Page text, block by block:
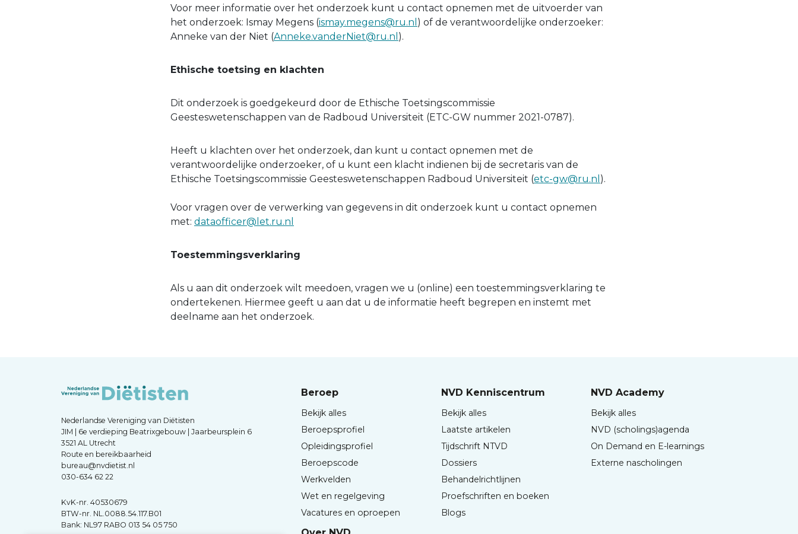
Voor meer informatie over het onderzoek kunt u contact opnemen met de uitvoerder van
het onderzoek: Ismay Megens (ismay.megens@ru.nl ) of de verantwoordelijke onderzoeker:
Anneke van der Niet (Anneke.vanderNiet@ru.nl ).
Ethische toetsing en klachten
Dit onderzoek is goedgekeurd door de Ethische Toetsingscommissie
Geesteswetenschappen van de Radboud Universiteit (ETC-GW nummer 2021-0787).
Heeft u klachten over het onderzoek, dan kunt u contact opnemen met de
verantwoordelijke onderzoeker, of u kunt een klacht indienen bij de secretaris van de
Ethische Toetsingscommissie Geesteswetenschappen Radboud Universiteit (etc-gw@ru.nl ).
Voor vragen over de verwerking van gegevens in dit onderzoek kunt u contact opnemen
met: dataofficer@let.ru.nl
Toestemmingsverklaring
Als u aan dit onderzoek wilt meedoen, vragen we u (online) een toestemmingsverklaring te
ondertekenen. Hiermee geeft u aan dat u de informatie heeft begrepen en instemt met
deelname aan het onderzoek.
Nederlandse Vereniging van Diëtisten
JIM | 6e verdieping Beatrixgebouw | Jaarbeursplein 6
3521 AL Utrecht
Route en bereikbaarheid
bureau@nvdietist.nl
030-634 62 22
KvK-nr. 40530679
BTW-nr. NL.0088.54.117.B01
Bank: NL97 RABO 013 54 05 750
Beroep
Bekijk alles
Beroepsprofiel
Opleidingsprofiel
Beroepscode
Werkvelden
Wet en regelgeving
Vacatures en oproepen
NVD Kenniscentrum
Bekijk alles
Laatste artikelen
Tijdschrift NTVD
Dossiers
Behandelrichtlijnen
Proefschriften en boeken
Blogs
NVD Academy
Bekijk alles
NVD (scholings)agenda
On Demand en E-learnings
Externe nascholingen